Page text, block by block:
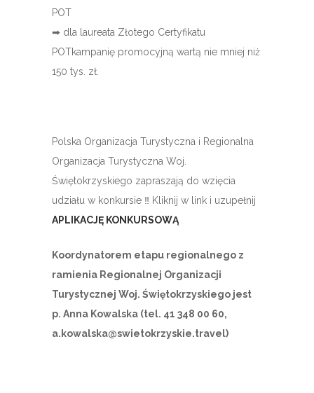
POT
➡ dla laureata Złotego Certyfikatu
POTkampanię promocyjną wartą nie mniej niż
150 tys. zł.
Polska Organizacja Turystyczna i Regionalna
Organizacja Turystyczna Woj.
Świętokrzyskiego zapraszają do wzięcia
udziału w konkursie ‼ Kliknij w link i uzupełnij
APLIKACJĘ KONKURSOWĄ
Koordynatorem etapu regionalnego z
ramienia Regionalnej Organizacji
Turystycznej Woj. Świętokrzyskiego jest
p. Anna Kowalska (tel. 41 348 00 60,
a.kowalska@swietokrzyskie.travel)